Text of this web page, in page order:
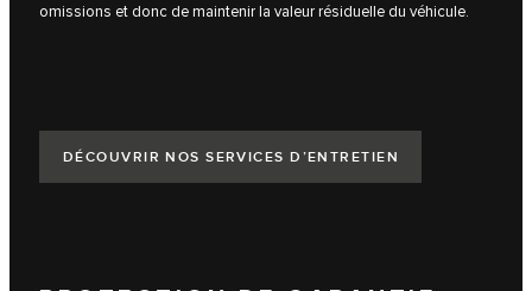
omissions et donc de maintenir la valeur résiduelle du véhicule.
DÉCOUVRIR NOS SERVICES D’ENTRETIEN